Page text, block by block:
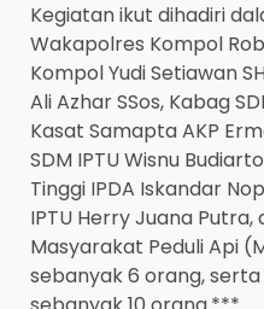
Kegiatan ikut dihadiri
Wakapolres Kompol
Kompol Yudi Setiawan
Ali Azhar SSos, Kabag
Kasat Samapta AKP
SDM IPTU Wisnu
Tinggi IPDA Iskandar
IPTU Herry Juana Putra,
Masyarakat Peduli Api
sebanyak 6 orang,